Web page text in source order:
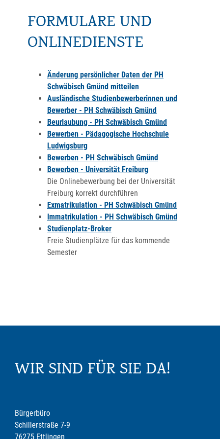
FORMULARE UND
ONLINEDIENSTE
Änderung persönlicher Daten der PH
Schwäbisch Gmünd mitteilen
Ausländische Studienbewerberinnen und
Bewerber - PH Schwäbisch Gmünd
Beurlaubung - PH Schwäbisch Gmünd
Bewerben - Pädagogische Hochschule
Ludwigsburg
Bewerben - PH Schwäbisch Gmünd
Bewerben - Universität Freiburg
Die Onlinebewerbung bei der Universität
Freiburg korrekt durchführen
Exmatrikulation - PH Schwäbisch Gmünd
Immatrikulation - PH Schwäbisch Gmünd
Studienplatz-Broker
Freie Studienplätze für das kommende
Semester
WIR SIND FÜR SIE DA!
Bürgerbüro
Schillerstraße 7-9
76275 Ettlingen